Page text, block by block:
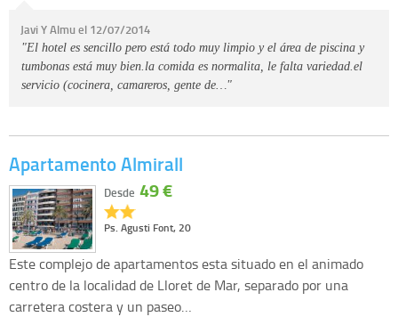
Javi Y Almu el 12/07/2014
"El hotel es sencillo pero está todo muy limpio y el área de piscina y
tumbonas está muy bien.la comida es normalita, le falta variedad.el
servicio (cocinera, camareros, gente de…"
Apartamento Almirall
Ps. Agusti Font, 20
Desde 49 €
Este complejo de apartamentos esta situado en el animado
centro de la localidad de Lloret de Mar, separado por una
carretera costera y un paseo…